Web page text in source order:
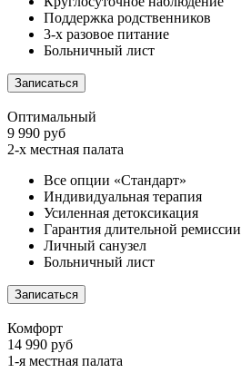
Поддержка родственников
3-х разовое питание
Больничный лист
Записаться
Оптимальный
9 990 руб
2-х местная палата
Все опции «Стандарт»
Индивидуальная терапия
Усиленная детоксикация
Гарантия длительной ремиссии
Личный санузел
Больничный лист
Записаться
Комфорт
14 990 руб
1-я местная палата